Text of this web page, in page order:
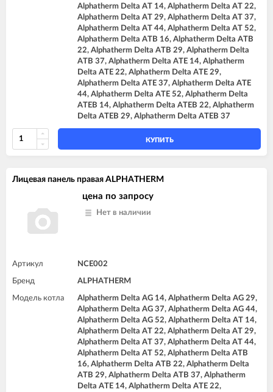
Alphatherm Delta AT 14, Alphatherm Delta AT 22,
Alphatherm Delta AT 29, Alphatherm Delta AT 37,
Alphatherm Delta AT 44, Alphatherm Delta AT 52,
Alphatherm Delta ATB 16, Alphatherm Delta ATB
22, Alphatherm Delta ATB 29, Alphatherm Delta
ATB 37, Alphatherm Delta ATE 14, Alphatherm
Delta ATE 22, Alphatherm Delta ATE 29,
Alphatherm Delta ATE 37, Alphatherm Delta ATE
44, Alphatherm Delta ATE 52, Alphatherm Delta
ATEB 14, Alphatherm Delta ATEB 22, Alphatherm
Delta ATEB 29, Alphatherm Delta ATEB 37
КУПИТЬ
Лицевая панель правая ALPHATHERM
цена по запросу
Нет в наличии
Артикул NCE002
Бренд ALPHATHERM
Модель котла
Alphatherm Delta AG 14, Alphatherm Delta AG 29,
Alphatherm Delta AG 37, Alphatherm Delta AG 44,
Alphatherm Delta AG 52, Alphatherm Delta AT 14,
Alphatherm Delta AT 22, Alphatherm Delta AT 29,
Alphatherm Delta AT 37, Alphatherm Delta AT 44,
Alphatherm Delta AT 52, Alphatherm Delta ATB
16, Alphatherm Delta ATB 22, Alphatherm Delta
ATB 29, Alphatherm Delta ATB 37, Alphatherm
Delta ATE 14, Alphatherm Delta ATE 22,